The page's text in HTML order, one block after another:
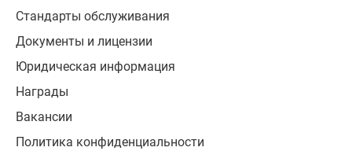
Стандарты обслуживания
Документы и лицензии
Юридическая информация
Награды
Вакансии
Политика конфиденциальности